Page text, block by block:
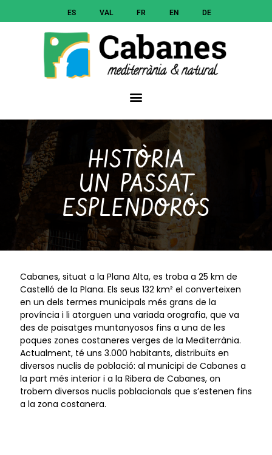
ES VAL FR EN DE
HISTÒRIA
UN PASSAT
ESPLENDORÓS
Cabanes, situat a la Plana Alta, es troba a 25 km de
Castelló de la Plana. Els seus 132 km² el converteixen
en un dels termes municipals més grans de la
província i li atorguen una variada orografia, que va
des de paisatges muntanyosos fins a una de les
poques zones costaneres verges de la Mediterrània.
Actualment, té uns 3.000 habitants, distribuïts en
diversos nuclis de població: al municipi de Cabanes a
la part més interior i a la Ribera de Cabanes, on
trobem diversos nuclis poblacionals que s’estenen fins
a la zona costanera.